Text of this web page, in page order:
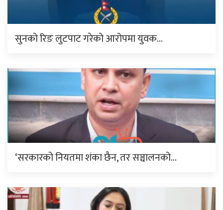
सुनको रिङ लुटपाट गरेको आरोपमा युवक…
‘सरकारको नियतमा शंका छैन, तर सञ्चालनको…